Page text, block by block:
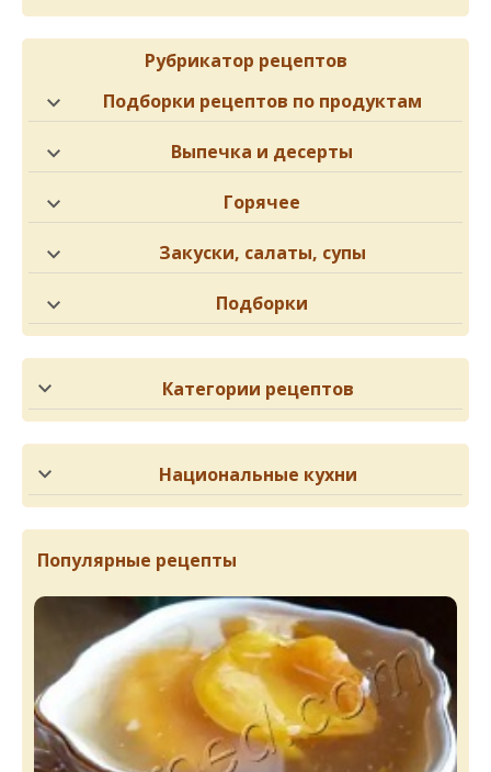
Рубрикатор рецептов
Подборки рецептов по продуктам
Выпечка и десерты
Горячее
Закуски, салаты, супы
Подборки
Категории рецептов
Национальные кухни
Популярные рецепты